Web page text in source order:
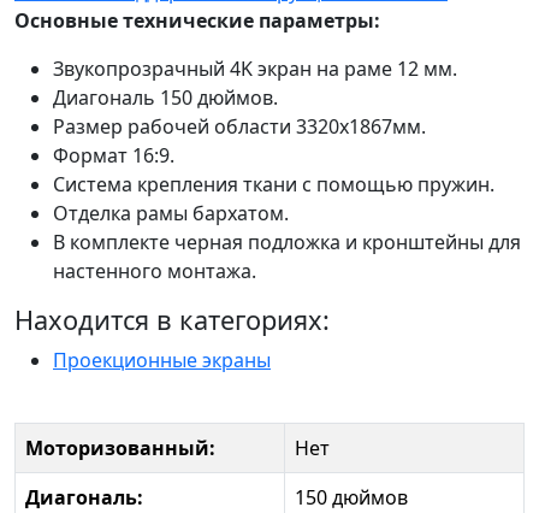
Основные технические параметры:
Звукопрозрачный 4K экран на раме 12 мм.
Диагональ 150 дюймов.
Размер рабочей области 3320х1867мм.
Формат 16:9.
Система крепления ткани с помощью пружин.
Отделка рамы бархатом.
В комплекте черная подложка и кронштейны для
настенного монтажа.
Находится в категориях:
Проекционные экраны
Моторизованный:
Нет
Диагональ:
150 дюймов